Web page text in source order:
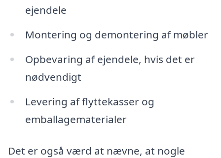
ejendele
Montering og demontering af møbler
Opbevaring af ejendele, hvis det er
nødvendigt
Levering af flyttekasser og
emballagematerialer
Det er også værd at nævne, at nogle